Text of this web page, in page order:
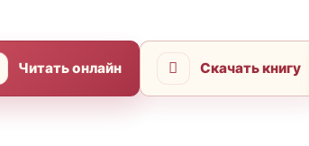
Читать онлайн Скачать книгу